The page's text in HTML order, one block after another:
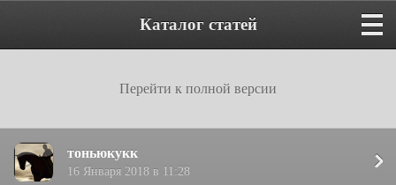
Каталог статей
Перейти к полной версии
тоньюкукк
16 Января 2018 в 11:28